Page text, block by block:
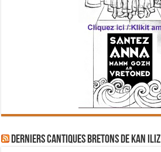
Derniers cantiques bretons de Kan Iliz